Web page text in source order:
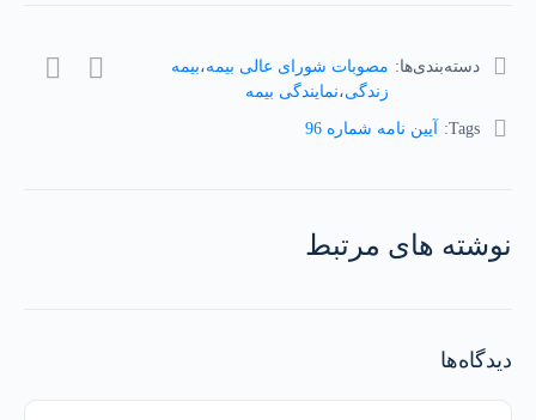
دسته‌بندی‌ها: مصوبات شورای عالی بیمه،بیمه
زندگی،نمایندگی بیمه
Tags: آیین نامه شماره 96
نوشته های مرتبط
دیدگاه‌ها